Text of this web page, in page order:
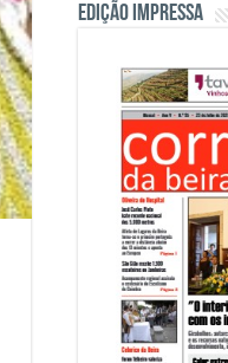
Edição Impressa